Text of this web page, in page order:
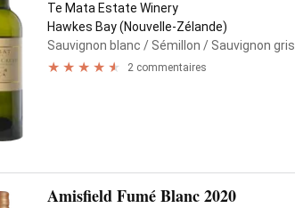
Te Mata Estate Winery
Hawkes Bay (Nouvelle-Zélande)
Sauvignon blanc / Sémillon / Sauvignon gris
2 commentaires
Amisfield Fumé Blanc 2020